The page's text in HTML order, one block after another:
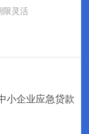
限灵活
小企业应急贷款